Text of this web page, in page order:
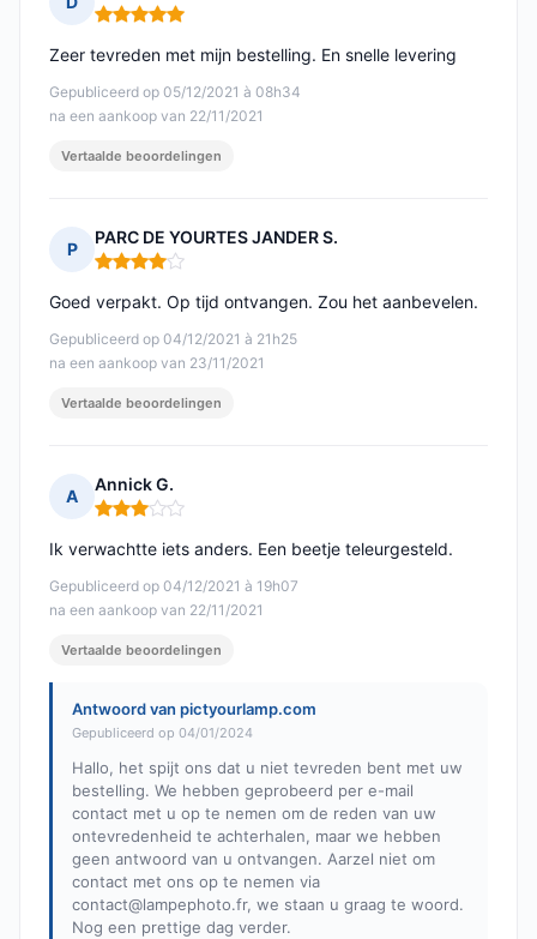
Opmerking: 5 van 5
Gepubliceerd op 05/12/2021 à 08h34
na een aankoop van 22/11/2021
Zeer tevreden met mijn bestelling. En snelle levering
Vertaalde beoordelingen
P
PARC DE YOURTES JANDER S.
Opmerking: 4 van 5
Gepubliceerd op 04/12/2021 à 21h25
na een aankoop van 23/11/2021
Goed verpakt. Op tijd ontvangen. Zou het aanbevelen.
Vertaalde beoordelingen
A
Annick G.
Opmerking: 3 van 5
Gepubliceerd op 04/12/2021 à 19h07
na een aankoop van 22/11/2021
Ik verwachtte iets anders. Een beetje teleurgesteld.
Vertaalde beoordelingen
Antwoord van pictyourlamp.com
Gepubliceerd op 04/01/2024
Hallo, het spijt ons dat u niet tevreden bent met uw
bestelling. We hebben geprobeerd per e-mail
contact met u op te nemen om de reden van uw
ontevredenheid te achterhalen, maar we hebben
geen antwoord van u ontvangen. Aarzel niet om
contact met ons op te nemen via
contact@lampephoto.fr, we staan u graag te woord.
Nog een prettige dag verder.